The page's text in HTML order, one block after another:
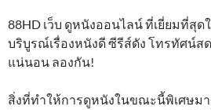
88HD เว็บ ดูหนังออนไลน์ ที่เยี่ยมที่สุด
บริบูรณ์เรื่องหนังดี ซีรีส์ดัง โทรทัศน์ส
แน่นอน ลองกัน!
สิ่งที่ทำให้การดูหนังในขณะนี้พิเศษม